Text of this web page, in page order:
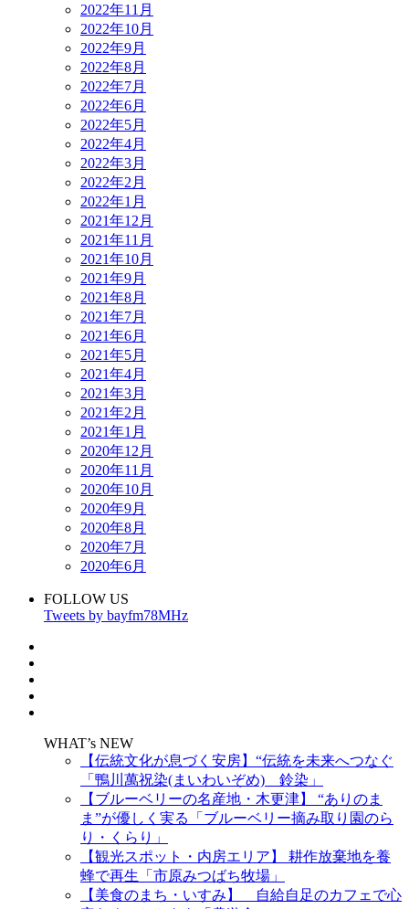
2022年11月
2022年10月
2022年9月
2022年8月
2022年7月
2022年6月
2022年5月
2022年4月
2022年3月
2022年2月
2022年1月
2021年12月
2021年11月
2021年10月
2021年9月
2021年8月
2021年7月
2021年6月
2021年5月
2021年4月
2021年3月
2021年2月
2021年1月
2020年12月
2020年11月
2020年10月
2020年9月
2020年8月
2020年7月
2020年6月
FOLLOW US
Tweets by bayfm78MHz
WHAT’s NEW
【伝統文化が息づく安房】“伝統を未来へつなぐ
「鴨川萬祝染(まいわいぞめ) 鈴染」
【ブルーベリーの名産地・木更津】 “ありのま
ま”が優しく実る「ブルーベリー摘み取り園のら
り・くらり」
【観光スポット・内房エリア】 耕作放棄地を養
蜂で再生「市原みつばち牧場」
【美食のまち・いすみ】 自給自足のカフェで心